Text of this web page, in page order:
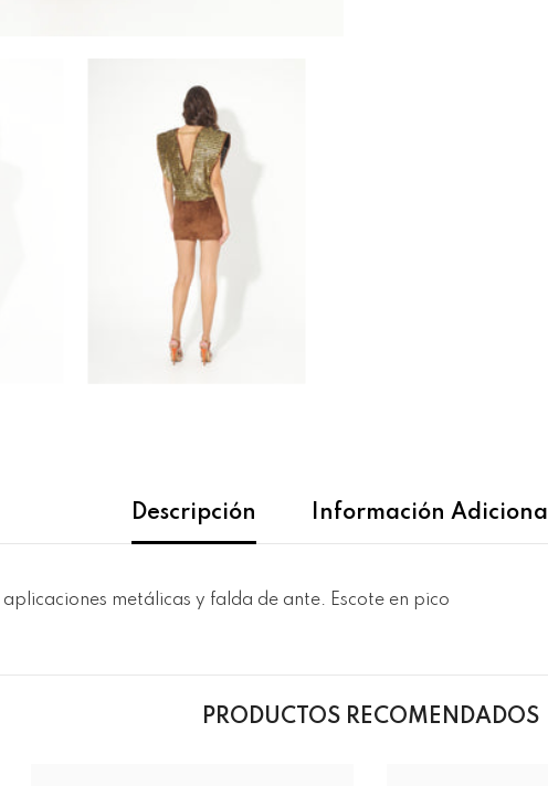
Descripción Información Adicional
metálicas y falda de ante. Escote en pico
PRODUCTOS RECOMENDADOS